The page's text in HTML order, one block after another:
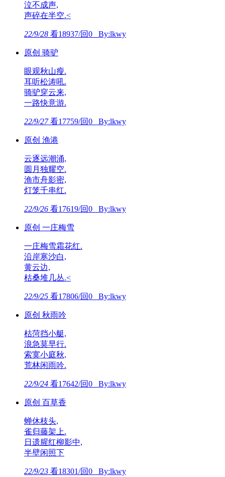
泣不成声,
声碎在半空.<
22/9/28 看18937/回0 By:lkwy
原创 骑驴
眼观秋山瘦.
耳听松涛吼.
骑驴穿云来,
一路快意游.
22/9/27看17759/回0 By:lkwy
原创 渔港
云逐远潮涌,
圆月独耀空.
渔市舟影密,
灯笼千串红.
22/9/26 看17619/回0 By:lkwy
原创 一庄梅雪
一庄梅雪霜花红.
沿岸寒沙白,
黄云边,
枯桑堆几丛.<
22/9/25 看17806/回0 By:lkwy
原创 秋雨吟
枯菏挡小艇,
浪急莫早行.
索寞小庭秋,
荒林闲雨吟.
22/9/24 看17642/回0 By:lkwy
原创 百草香
蝉休枝头,
雀归藤架上.
日遗腥红柳影中,
半壁闲照下
22/9/23 看18301/回0 By:lkwy